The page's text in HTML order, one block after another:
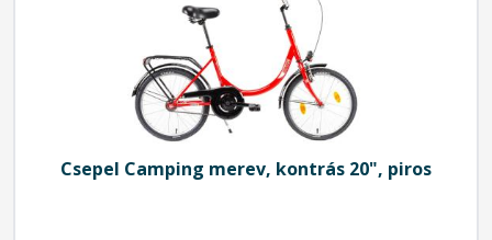
Csepel Camping merev, kontrás 20", piros